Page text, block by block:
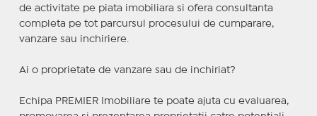
de activitate pe piata imobiliara si ofera consultanta
completa pe tot parcursul procesului de cumparare,
vanzare sau inchiriere.
Ai o proprietate de vanzare sau de inchiriat?
Echipa PREMIER Imobiliare te poate ajuta cu evaluarea,